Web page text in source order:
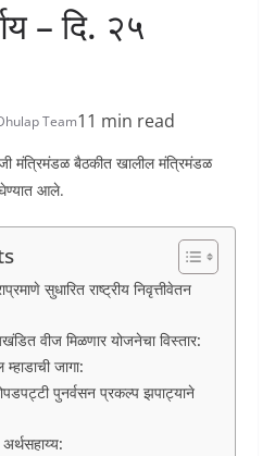
– दि. २५
Team11 min read
मंत्रिमंडळ बैठकीत खालील मंत्रिमंडळ
आले.
सुधारित राष्ट्रीय निवृत्तीवेतन
वीज मिळणार योजनेचा विस्तार:
जागा:
पुनर्वसन प्रकल्प झपाट्याने